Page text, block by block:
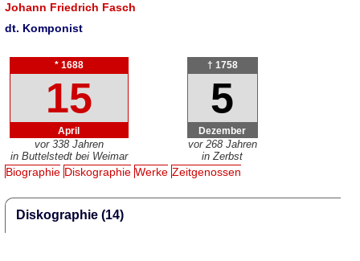
Johann Friedrich Fasch
dt. Komponist
* 1688
15
April
vor 338 Jahren
in Buttelstedt bei Weimar
† 1758
5
Dezember
vor 268 Jahren
in Zerbst
Biographie Diskographie Werke Zeitgenossen
Diskographie (14)